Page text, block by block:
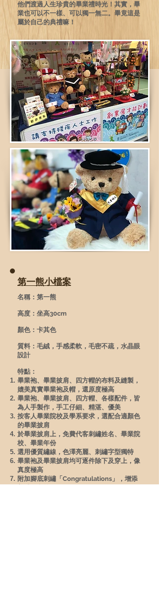
他們渡過人生珍貴的畢業禮時光！其實，畢
業也可以不一樣、可以獨一無二。畢竟這是
屬於自己的典禮嘛！
第一熊小檔案
名稱：第一熊
高度：坐高30cm
顏色：卡其色
質料：毛絨，手感柔軟，毛密不疏，水晶眼
設計
特點：
畢業袍、畢業披肩、四方帽的布料及縫製，
媲美真實畢業袍及帽，還原度極高
畢業袍、畢業披肩、四方帽、各樣配件，皆
為人手製作，手工仔細、精湛、優美
按客人畢業院校及學系要求，選配合適顏色
的畢業披肩
於畢業披肩上，免費代客刺繡姓名、畢業院
校、畢業年份
選用優質繡線，色澤亮麗、刺繡字型獨特
畢業袍及畢業披肩均可逐件除下及穿上，像
真度極高
附加腳底刺繡「Congratulations」，增添